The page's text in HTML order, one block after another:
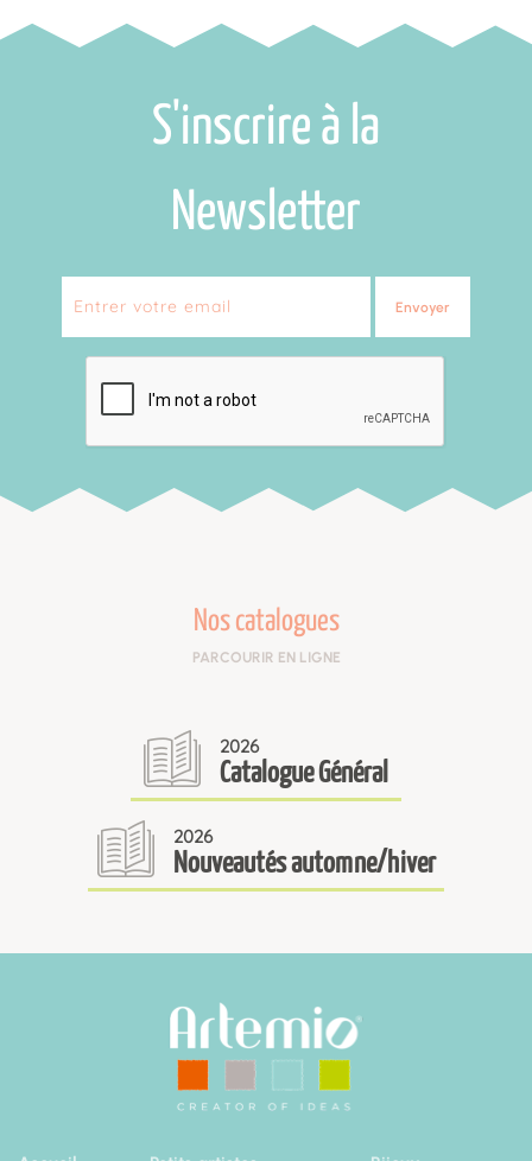
S'inscrire à la
Newsletter
Envoyer
Nos catalogues
PARCOURIR EN LIGNE
2026
Catalogue Général
2026
Nouveautés automne/hiver